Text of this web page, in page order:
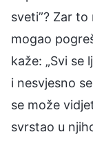
sveti”? Zar
mogao
kaže: „Svi se
i nesvjesno
se može
svrstao u